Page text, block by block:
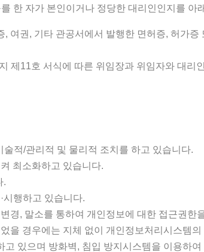
한 자가 본인이거나 정당한 대리인인지를 아
권, 기타 관공서에서 발행한 면허증, 허가증
11호 서식에 따른 위임장과 위임자와 대리
적/관리적 및 물리적 조치를 하고 있습니다.
최소화하고 있습니다.
.
행하고 있습니다.
, 말소를 통하여 개인정보에 대한 접근권한
경우에는 지체 없이 개인정보처리시스템
있으며 방화벽, 침입 방지시스템을 이용하